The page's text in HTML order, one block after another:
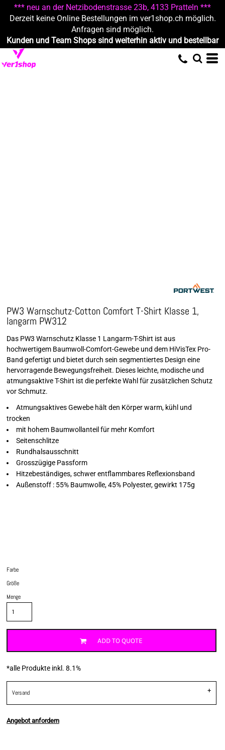
*** neu an der Netzibodenstrasse 23b, 4133 Pratteln ***
Derzeit keine Online Bestellungen im ver1shop.ch möglich.
Anfragen sind möglich.
Kunden und Team Shops sind weiterhin aktiv und bestellbar
PW3 Warnschutz-Cotton Comfort T-Shirt Klasse 1,
langarm PW312
Das PW3 Warnschutz Klasse 1 Langarm-T-Shirt ist aus
hochwertigem Baumwoll-Comfort-Gewebe und dem HiVisTex Pro-
Band gefertigt und bietet durch sein segmentiertes Design eine
hervorragende Bewegungsfreiheit. Dieses leichte, modische und
atmungsaktive T-Shirt ist die perfekte Wahl für zusätzlichen Schutz
vor Schmutz.
Atmungsaktives Gewebe hält den Körper warm, kühl und
trocken
mit hohem Baumwollanteil für mehr Komfort
Seitenschlitze
Rundhalsausschnitt
Grosszügige Passform
Hitzebeständiges, schwer entflammbares Reflexionsband
Außenstoff : 55% Baumwolle, 45% Polyester, gewirkt 175g
Farbe
Größe
Menge
ADD TO QUOTE
*alle Produkte inkl. 8.1%
Versand
Angebot anfordern